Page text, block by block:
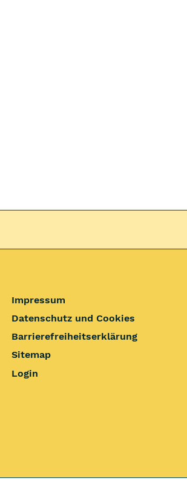
Impressum
Datenschutz und Cookies
Barrierefrei­heits­erklärung
Sitemap
Login